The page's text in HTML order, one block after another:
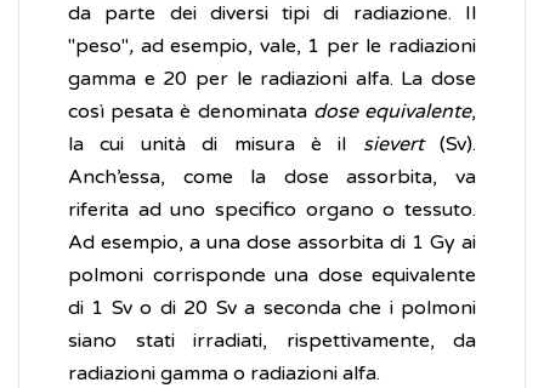
da parte dei diversi tipi di radiazione. Il
"peso", ad esempio, vale, 1 per le radiazioni
gamma e 20 per le radiazioni alfa. La dose
così pesata è denominata dose equivalente,
la cui unità di misura è il sievert (Sv).
Anch’essa, come la dose assorbita, va
riferita ad uno specifico organo o tessuto.
Ad esempio, a una dose assorbita di 1 Gy ai
polmoni corrisponde una dose equivalente
di 1 Sv o di 20 Sv a seconda che i polmoni
siano stati irradiati, rispettivamente, da
radiazioni gamma o radiazioni alfa.